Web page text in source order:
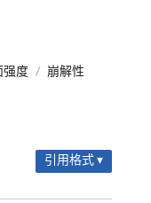
强度 / 崩解性
引用格式 ▾